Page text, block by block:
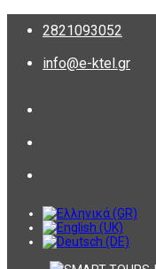
2821093052
info@e-ktel.gr